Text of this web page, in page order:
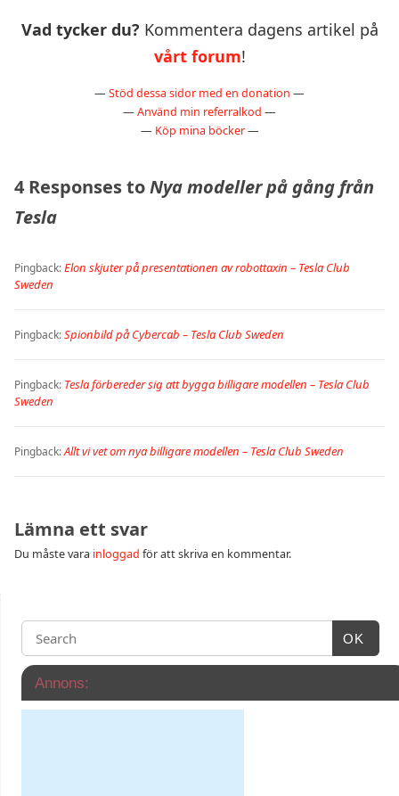
Vad tycker du? Kommentera dagens artikel på
vårt forum!
— Stöd dessa sidor med en donation —
— Använd min referralkod —
— Köp mina böcker—
4 Responses toNya modeller på gång från
Tesla
Pingback:Elon skjuter på presentationen av robottaxin – Tesla Club
Sweden
Pingback:Spionbild på Cybercab – Tesla Club Sweden
Pingback: Tesla förbereder sig att bygga billigare modellen – Tesla Club
Sweden
Pingback:Allt vi vet om nya billigare modellen – Tesla Club Sweden
Lämna ett svar
Du måste vara inloggad för att skriva en kommentar.
OK
Annons: